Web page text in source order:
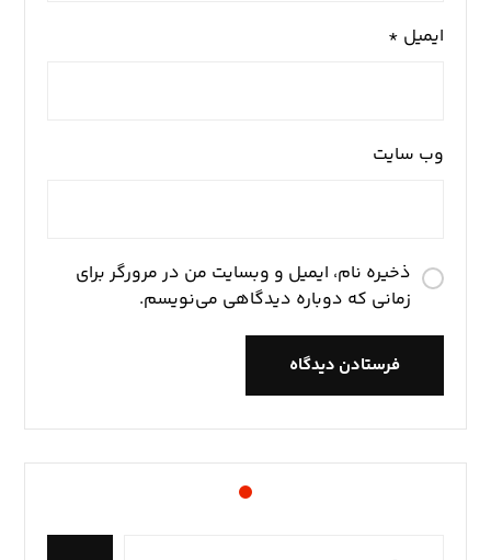
ایمیل *
وب‌ سایت
ذخیره نام، ایمیل و وبسایت من در مرورگر برای
زمانی که دوباره دیدگاهی می‌نویسم.
فرستادن دیدگاه